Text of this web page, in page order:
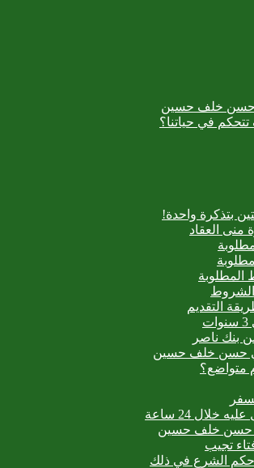
حسن خلف حسين
في حياتنا؟
بتذكرة واحدة!
منى العقاد
المطلوبة
الشروط
بنك ناصر
حسن خلف حسين
متواضع؟
حسن خلف حسين
تجيب
حكم الشرع في ذلك